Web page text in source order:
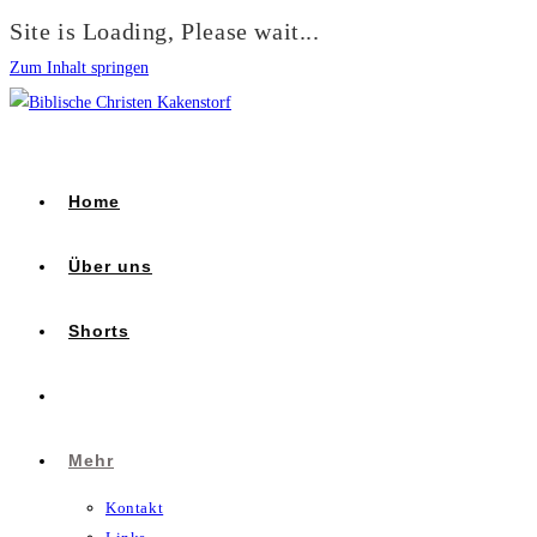
Site is Loading, Please wait...
Zum Inhalt springen
Home
Über uns
Shorts
Mehr
Kontakt